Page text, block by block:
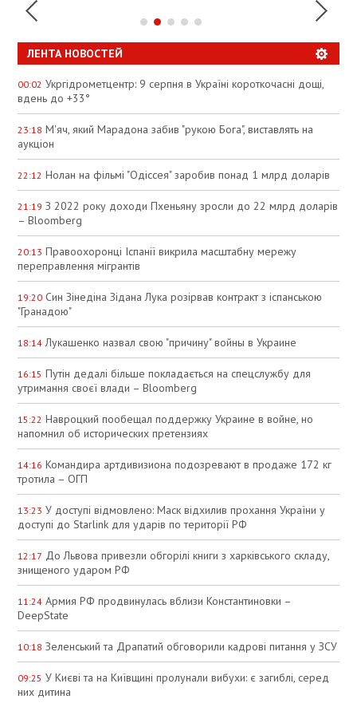
ЛЕНТА НОВОСТЕЙ
00:02 Укргідрометцентр: 9 серпня в Україні короткочасні дощі,
вдень до +33°
23:18 М'яч, який Марадона забив "рукою Бога", виставлять на
аукціон
22:12 Нолан на фільмі "Одіссея" заробив понад 1 млрд доларів
21:19 З 2022 року доходи Пхеньяну зросли до 22 млрд доларів
– Bloomberg
20:13 Правоохоронці Іспанії викрила масштабну мережу
переправлення мігрантів
19:20 Син Зінедіна Зідана Лука розірвав контракт з іспанською
"Гранадою"
18:14 Лукашенко назвал свою "причину" войны в Украине
16:15 Путін дедалі більше покладається на спецслужбу для
утримання своєї влади – Bloomberg
15:22 Навроцкий пообещал поддержку Украине в войне, но
напомнил об исторических претензиях
14:16 Командира артдивизиона подозревают в продаже 172 кг
тротила – ОГП
13:23 У доступі відмовлено: Маск відхилив прохання України у
доступі до Starlink для ударів по території РФ
12:17 До Львова привезли обгорілі книги з харківського складу,
знищеного ударом РФ
11:24 Армия РФ продвинулась вблизи Константиновки –
DeepState
10:18 Зеленський та Драпатий обговорили кадрові питання у ЗСУ
09:25 У Києві та на Київщині пролунали вибухи: є загиблі, серед
них дитина